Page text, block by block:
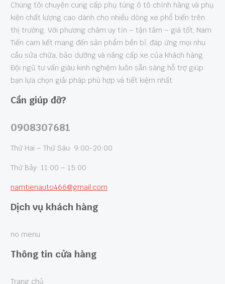
Chúng tôi chuyên cung cấp phụ tùng ô tô chính hãng và phụ
kiện chất lượng cao dành cho nhiều dòng xe phổ biến trên
thị trường. Với phương châm uy tín – tận tâm – giá tốt, Nam
Tiến cam kết mang đến sản phẩm bền bỉ, đáp ứng mọi nhu
cầu sửa chữa, bảo dưỡng và nâng cấp xe của khách hàng.
Đội ngũ tư vấn giàu kinh nghiệm luôn sẵn sàng hỗ trợ giúp
bạn lựa chọn giải pháp phù hợp và tiết kiệm nhất.
Cần giúp đỡ?
0908307681
Thứ Hai – Thứ Sáu: 9:00-20:00
Thứ Bảy: 11:00 – 15:00
namtienauto466@gmail.com
Dịch vụ khách hàng
no menu
Thông tin cửa hàng
Trang chủ